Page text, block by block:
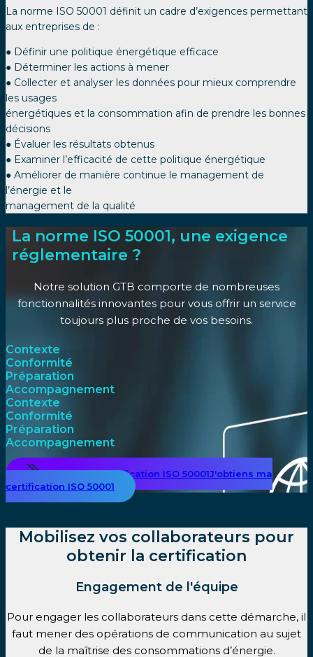
La norme ISO 50001 définit un cadre d’exigences permettant
aux entreprises de :
● Définir une politique énergétique efficace
● Déterminer les actions à mener
● Collecter et analyser les données pour mieux comprendre
les usages
énergétiques et la consommation afin de prendre les bonnes
décisions
● Évaluer les résultats obtenus
● Examiner l’efficacité de cette politique énergétique
● Améliorer de manière continue le management de
l’énergie et le
management de la qualité
La norme ISO 50001, une exigence
réglementaire ?
Notre solution GTB comporte de nombreuses
fonctionnalités innovantes pour vous offrir un service
toujours plus proche de vos besoins.
Contexte
Conformité
Préparation
Accompagnement
Contexte
Conformité
Préparation
Accompagnement
Obtenir ma certification ISO 50001J'obtiens ma
certification ISO 50001
Mobilisez vos collaborateurs pour
obtenir la certification
Engagement de l'équipe
Pour engager les collaborateurs dans cette démarche, il
faut mener des opérations de communication au sujet
de la maîtrise des consommations d’énergie.